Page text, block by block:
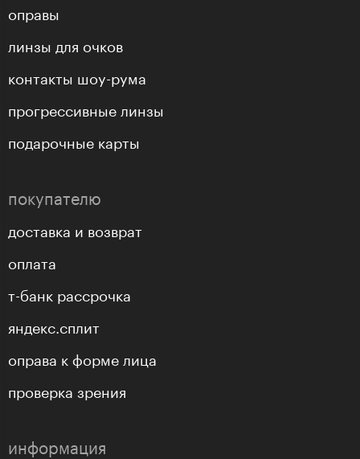
оправы
линзы для очков
контакты шоу-рума
прогрессивные линзы
подарочные карты
покупателю
доставка и возврат
оплата
т-банк рассрочка
яндекс.сплит
оправа к форме лица
проверка зрения
информация